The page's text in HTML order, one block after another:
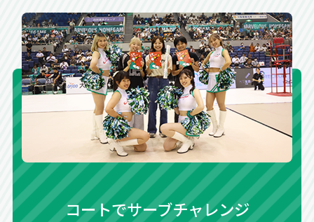
コートでサーブチャレンジ